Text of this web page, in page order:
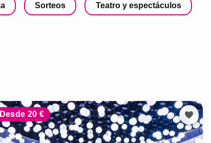
Sorteos Teatro y espectáculos
Desde 20 €